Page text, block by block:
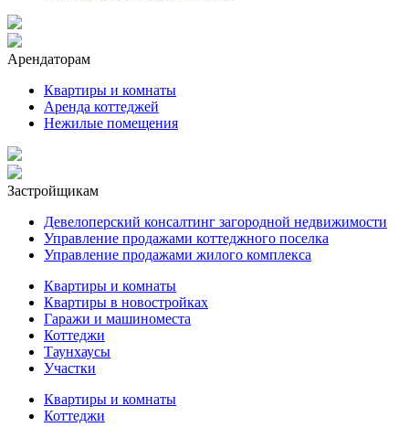
Арендаторам
Квартиры и комнаты
Аренда коттеджей
Нежилые помещения
Застройщикам
Девелоперский консалтинг загородной недвижимости
Управление продажами коттеджного поселка
Управление продажами жилого комплекса
Квартиры и комнаты
Квартиры в новостройках
Гаражи и машиноместа
Коттеджи
Таунхаусы
Участки
Квартиры и комнаты
Коттеджи